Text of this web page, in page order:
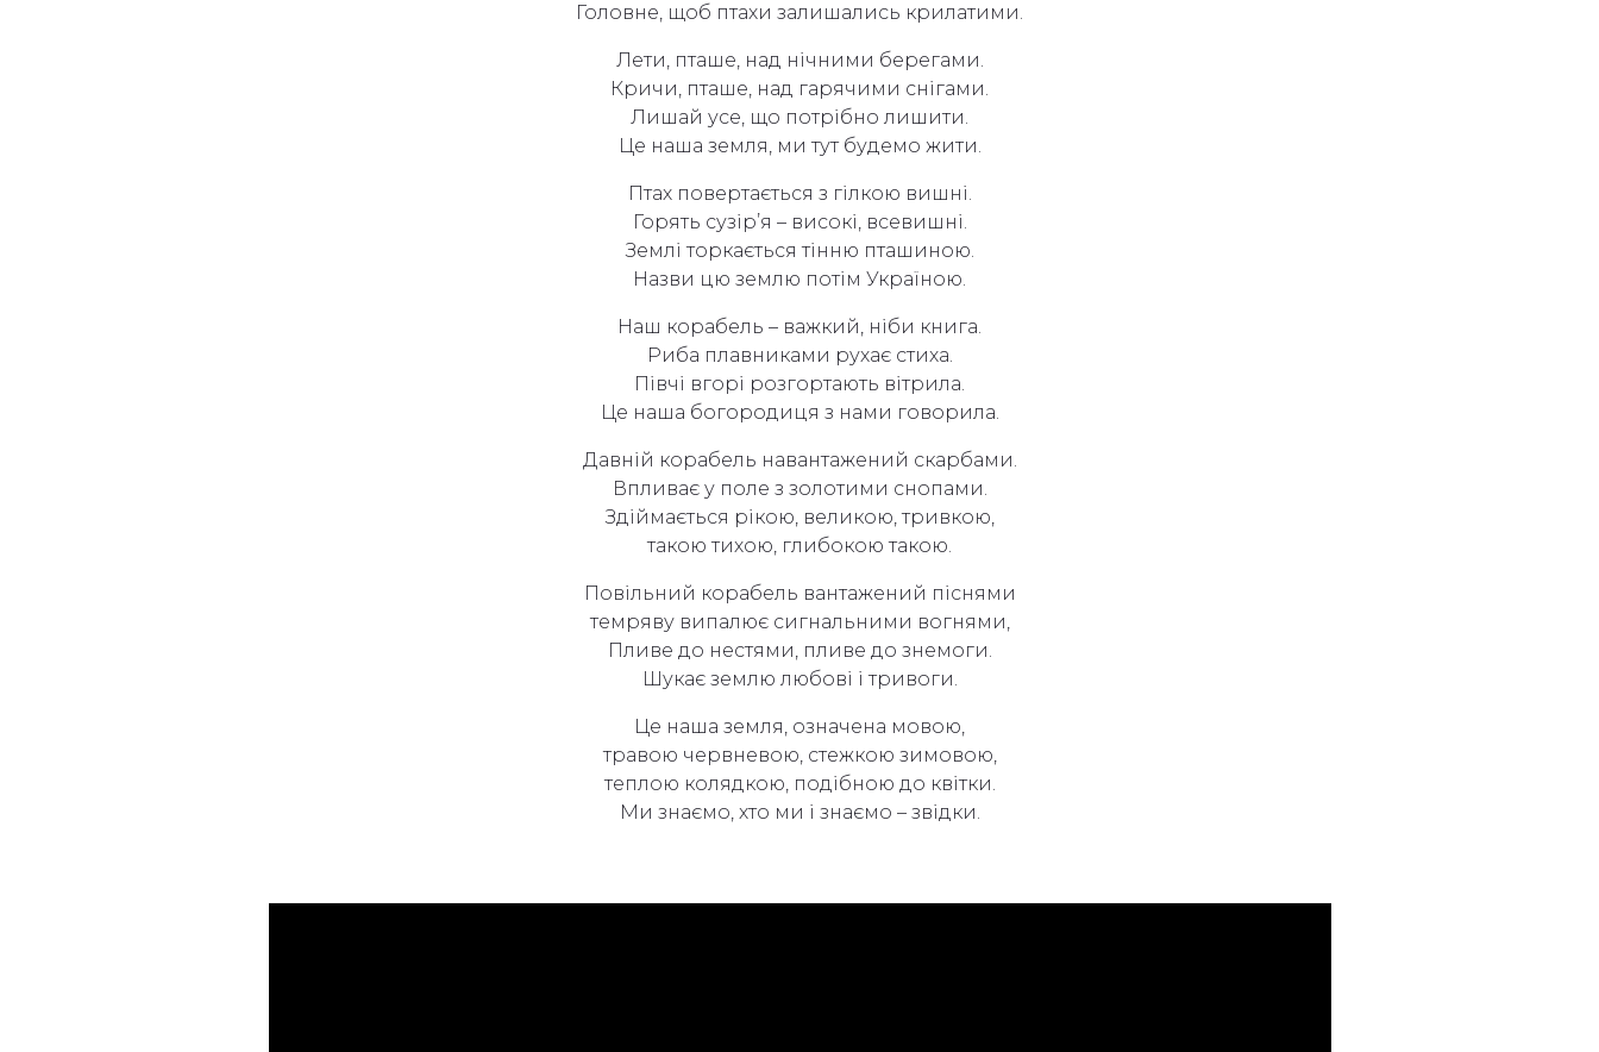
Головне, щоб птахи залишались крилатими.
Лети, пташе, над нічними берегами.
Кричи, пташе, над гарячими снігами.
Лишай усе, що потрібно лишити.
Це наша земля, ми тут будемо жити.
Птах повертається з гілкою вишні.
Горять сузір’я – високі, всевишні.
Землі торкається тінню пташиною.
Назви цю землю потім Україною.
Наш корабель – важкий, ніби книга.
Риба плавниками рухає стиха.
Півчі вгорі розгортають вітрила.
Це наша богородиця з нами говорила.
Давній корабель навантажений скарбами.
Впливає у поле з золотими снопами.
Здіймається рікою, великою, тривкою,
такою тихою, глибокою такою.
Повільний корабель вантажений піснями
темряву випалює сигнальними вогнями,
Пливе до нестями, пливе до знемоги.
Шукає землю любові і тривоги.
Це наша земля, означена мовою,
травою червневою, стежкою зимовою,
теплою колядкою, подібною до квітки.
Ми знаємо, хто ми і знаємо – звідки.